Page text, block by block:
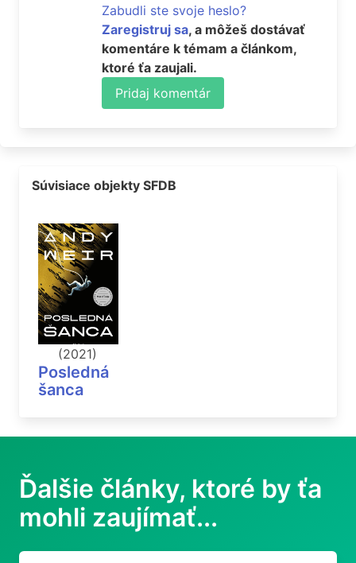
Zabudli ste svoje heslo?
Zaregistruj sa, a môžeš dostávať
komentáre k témam a článkom,
ktoré ťa zaujali.
Pridaj komentár
Súvisiace objekty SFDB
(2021)
Posledná
šanca
Ďalšie články, ktoré by ťa
mohli zaujímať...